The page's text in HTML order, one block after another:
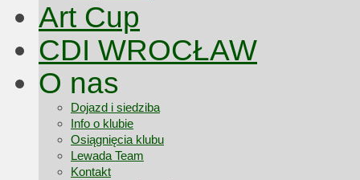
Art Cup
CDI WROCŁAW
O nas
Dojazd i siedziba
Info o klubie
Osiągnięcia klubu
Lewada Team
Kontakt